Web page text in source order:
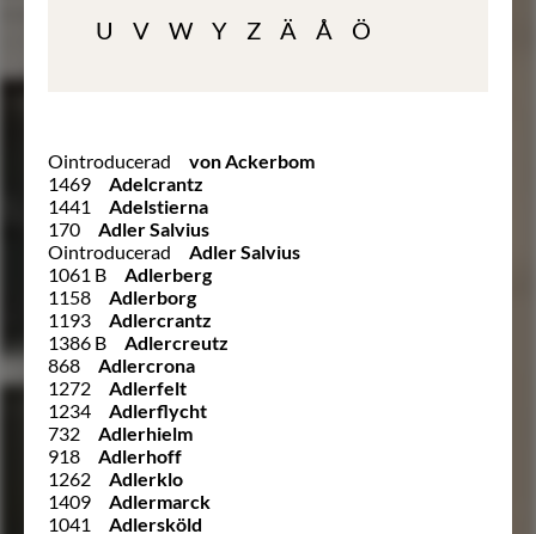
U
V W Y Z Ä Å Ö
Ointroducerad
von Ackerbom
1469
Adelcrantz
1441
Adelstierna
170
Adler Salvius
Ointroducerad
Adler Salvius
1061 B
Adlerberg
1158
Adlerborg
1193
Adlercrantz
1386 B
Adlercreutz
868
Adlercrona
1272
Adlerfelt
1234
Adlerflycht
732
Adlerhielm
918
Adlerhoff
1262
Adlerklo
1409
Adlermarck
1041
Adlersköld